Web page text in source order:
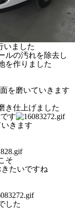
いました
ルの汚れを除去し
を作りました
を磨いていきます
き仕上げました
す
きます
そ
たいですね
した